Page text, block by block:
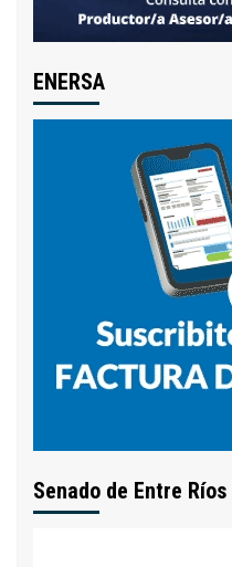
ENERSA
Senado de Entre Ríos